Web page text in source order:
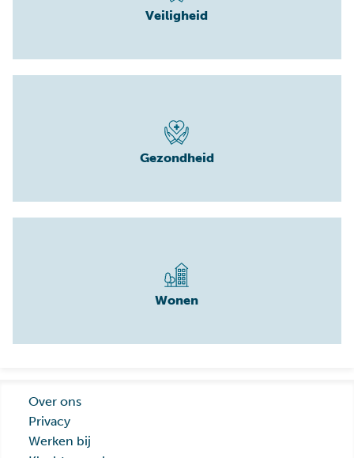
Veiligheid
Gezondheid
Wonen
Over ons
Privacy
Werken bij